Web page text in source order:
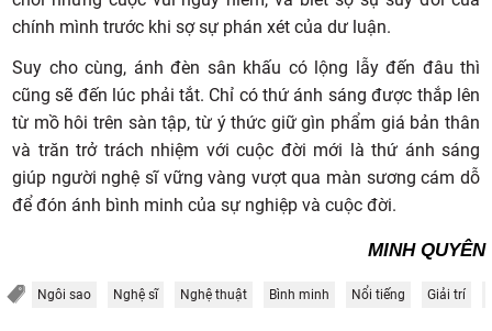
chính mình trước khi sợ sự phán xét của dư luận.
Suy cho cùng, ánh đèn sân khấu có lộng lẫy đến đâu thì
cũng sẽ đến lúc phải tắt. Chỉ có thứ ánh sáng được thắp lên
từ mồ hôi trên sàn tập, từ ý thức giữ gìn phẩm giá bản thân
và trăn trở trách nhiệm với cuộc đời mới là thứ ánh sáng
giúp người nghệ sĩ vững vàng vượt qua màn sương cám dỗ
để đón ánh bình minh của sự nghiệp và cuộc đời.
MINH QUYÊN
Ngôi sao Nghệ sĩ Nghệ thuật Bình minh Nổi tiếng Giải trí